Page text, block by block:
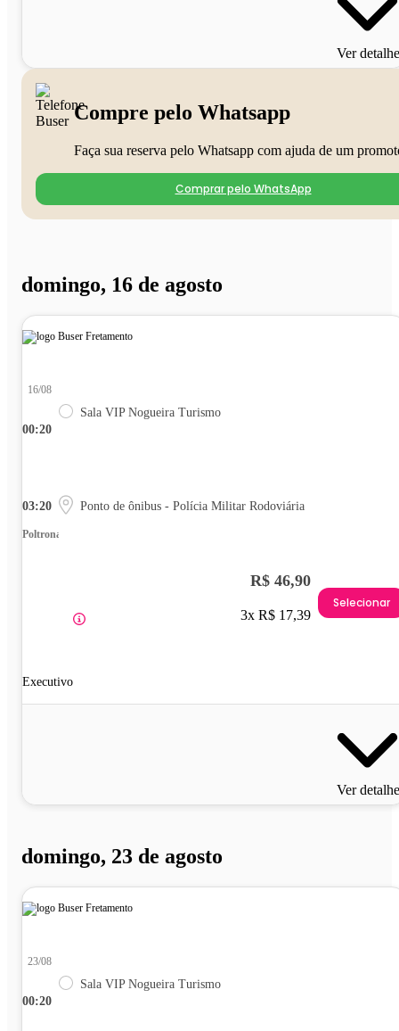
Ver
Compre pelo Whatsapp
Faça sua reserva pelo Whatsapp com ajuda de um
Comprar pelo WhatsApp
domingo, 16 de agosto
00:20
16/08
Sala VIP Nogueira Turismo
03:20 Ponto de ônibus - Polícia Militar Rodoviária
Poltrona
Executivo
R$ 46,90
3x R$ 17,39
Selecionar
Ver
domingo, 23 de agosto
00:20
23/08
Sala VIP Nogueira Turismo